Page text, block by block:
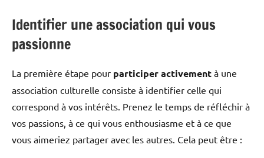
Identifier une association qui vous
passionne
La première étape pour participer activement à une
association culturelle consiste à identifier celle qui
correspond à vos intérêts. Prenez le temps de réfléchir à
vos passions, à ce qui vous enthousiasme et à ce que
vous aimeriez partager avec les autres. Cela peut être :